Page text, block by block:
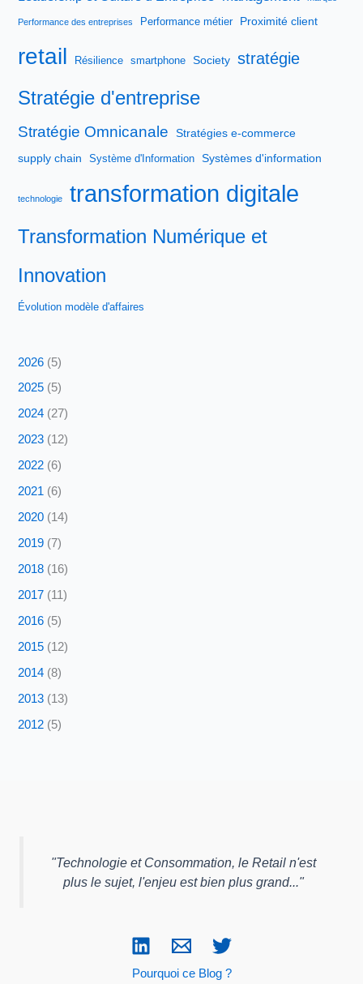
Performance des entreprises Performance métier Proximité client
retail Résilience smartphone Society stratégie
Stratégie d'entreprise
Stratégie Omnicanale
Stratégies e-commerce
supply chain
Système d'Information Systèmes d'information
technologie transformation digitale
Transformation Numérique et
Innovation
Évolution modèle d'affaires
2026 (5)
2025 (5)
2024 (27)
2023 (12)
2022 (6)
2021 (6)
2020 (14)
2019 (7)
2018 (16)
2017 (11)
2016 (5)
2015 (12)
2014 (8)
2013 (13)
2012 (5)
"Technologie et Consommation, le Retail n'est
plus le sujet, l'enjeu est bien plus grand..."
Pourquoi ce Blog ?